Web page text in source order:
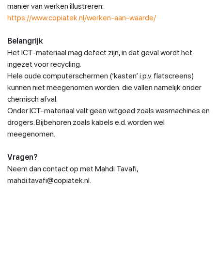
manier van werken illustreren:
https://www.copiatek.nl/werken-aan-waarde/
Belangrijk
Het ICT-materiaal mag defect zijn, in dat geval wordt het
ingezet voor recycling.
Hele oude computerschermen (‘kasten’ i.p.v. flatscreens)
kunnen niet meegenomen worden: die vallen namelijk onder
chemisch afval.
Onder ICT-materiaal valt geen witgoed zoals wasmachines en
drogers. Bijbehoren zoals kabels e.d. worden wel
meegenomen.
Vragen?
Neem dan contact op met Mahdi Tavafi,
mahdi.tavafi@copiatek.nl.